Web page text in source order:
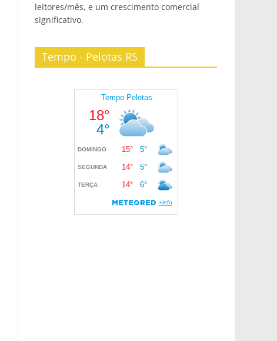
leitores/mês, e um crescimento comercial
significativo.
Tempo - Pelotas RS